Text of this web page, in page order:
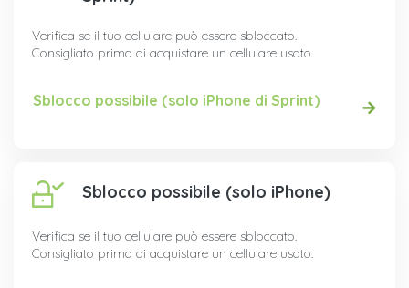
Verifica se il tuo cellulare può essere sbloccato.
Consigliato prima di acquistare un cellulare usato.
Sblocco possibile (solo iPhone di Sprint)
Sblocco possibile (solo iPhone)
Verifica se il tuo cellulare può essere sbloccato.
Consigliato prima di acquistare un cellulare usato.